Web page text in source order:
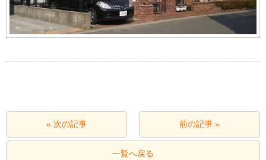
« 次の記事 前の記事 »
一覧へ戻る